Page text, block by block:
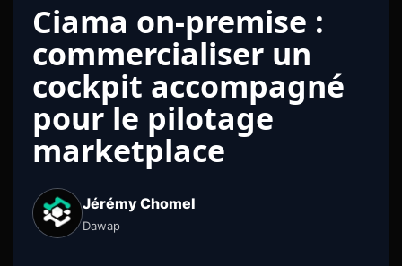
Ciama on-premise :
commercialiser un
cockpit accompagné
pour le pilotage
marketplace
Jérémy Chomel
Dawap